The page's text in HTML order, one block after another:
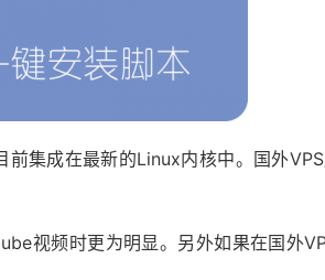
集成在最新的Linux内核中。国外VPS
视频时更为明显。另外如果在国外